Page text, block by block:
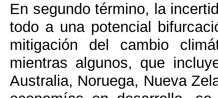
En segundo término, la
todo a una potencial
mitigación del cambio
mientras algunos, que
Australia, Noruega, Nueva